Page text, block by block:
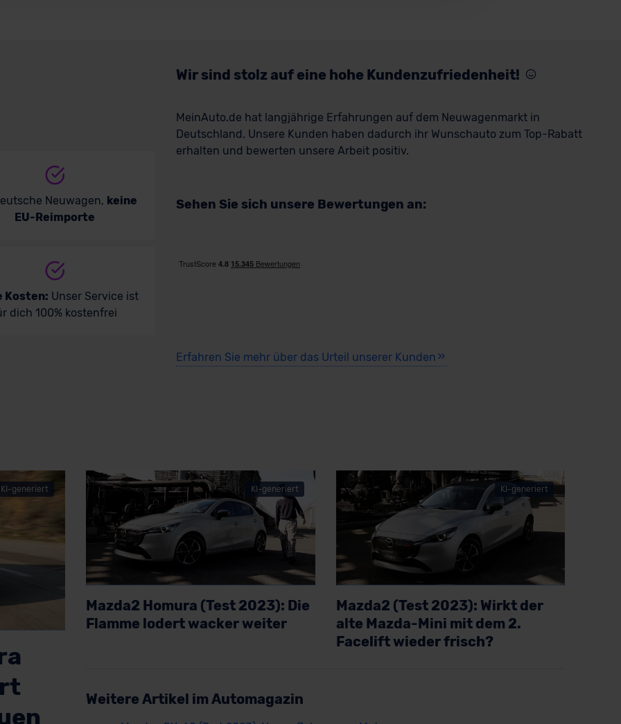
Neuwagen, keine
EU-Reimporte
Kosten: Unser Service ist
dich 100% kostenfrei
Wir sind stolz auf eine hohe Kundenzufriedenheit!
MeinAuto.de hat langjährige Erfahrungen auf dem Neuwagenmarkt in
Deutschland. Unsere Kunden haben dadurch ihr Wunschauto zum Top-Rabatt
erhalten und bewerten unsere Arbeit positiv.
Sehen Sie sich unsere Bewertungen an:
Erfahren Sie mehr über das Urteil unserer Kunden
KI-generiert KI-generiert
Mazda2 Homura (Test 2023): Die
Flamme lodert wacker weiter
KI-generiert
Mazda2 (Test 2023): Wirkt der
alte Mazda-Mini mit dem 2.
Facelift wieder frisch?
Weitere Artikel im Automagazin